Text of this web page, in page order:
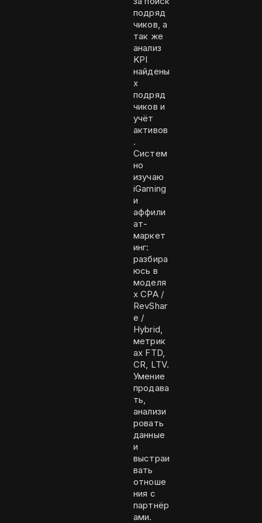
подряд
чиков, а
так же
анализ
KPI
найдены
х
подряд
чиков и
учёт
активов
.
Систем
но
изучаю
iGaming
и
аффили
ат-
маркет
инг:
разбира
юсь в
моделя
х CPA /
RevShar
e /
Hybrid,
метрик
ах FTD,
CR, LTV.
Умение
продава
ть,
анализи
ровать
данные
и
выстраи
вать
отноше
ния с
партнёр
ами.